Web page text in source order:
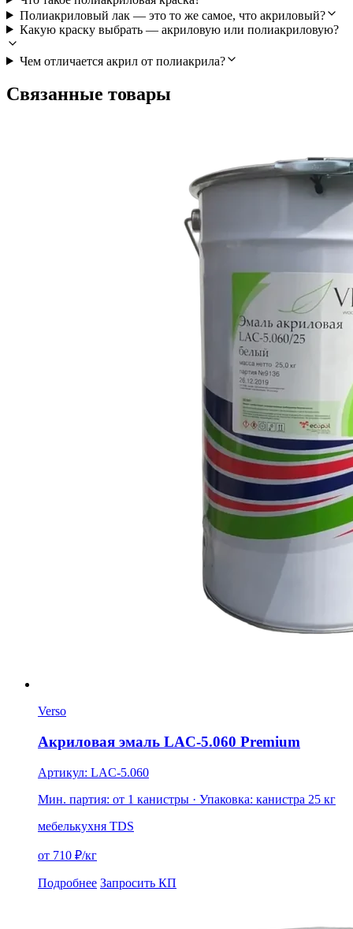
Полиакриловый лак — это то же самое, что акриловый?
Какую краску выбрать — акриловую или полиакриловую?
Чем отличается акрил от полиакрила?
Связанные товары
Verso
Акриловая эмаль LAC-5.060 Premium
Артикул: LAC-5.060
Мин. партия: от 1 канистры · Упаковка: канистра 25 кг
мебелькухня TDS
от 710 ₽/кг
Подробнее Запросить КП